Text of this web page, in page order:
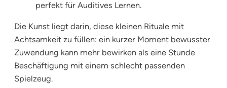
perfekt für Auditives Lernen.
Die Kunst liegt darin, diese kleinen Rituale mit
Achtsamkeit zu füllen: ein kurzer Moment bewusster
Zuwendung kann mehr bewirken als eine Stunde
Beschäftigung mit einem schlecht passenden
Spielzeug.